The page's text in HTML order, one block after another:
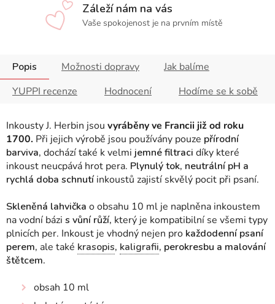
Záleží nám na vás
Vaše spokojenost je na prvním místě
Popis Možnosti dopravy
Jak balíme
YUPPI recenze
Hodnocení Hodíme se k sobě
Inkousty J. Herbin jsou vyráběny ve Francii již od roku
1700. Při jejich výrobě jsou používány pouze přírodní
barviva, dochází také k velmi jemné filtraci díky které
inkoust neucpává hrot pera. Plynulý tok, neutrální pH a
rychlá doba schnutíinkoustů zajistí skvělý pocit při psaní.
Skleněná lahvička o obsahu 10 ml je naplněna inkoustem
na vodní bázi s vůní růží, který je kompatibilní se všemi typy
plnicích per. Inkoust je vhodný nejen pro každodenní psaní
perem, ale také krasopis, kaligrafii, perokresbu a malování
štětcem.
obsah 10 ml